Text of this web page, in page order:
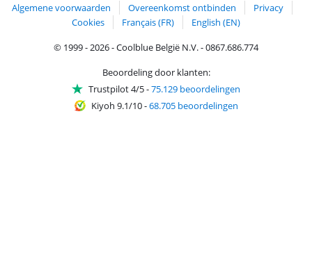
Algemene voorwaarden Overeenkomst ontbinden
Privacy
Cookies
Français (FR)
English (EN)
© 1999 - 2026 - Coolblue België N.V. - 0867.686.774
Beoordeling door klanten:
Trustpilot 4/5-75.129 beoordelingen
Kiyoh 9.1/10-68.705 beoordelingen